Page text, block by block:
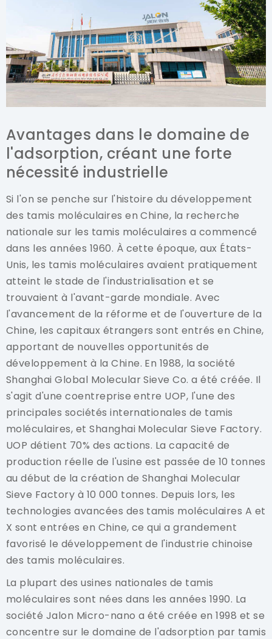
Avantages dans le domaine de
l'adsorption, créant une forte
nécessité industrielle
Si l'on se penche sur l'histoire du développement
des tamis moléculaires en Chine, la recherche
nationale sur les tamis moléculaires a commencé
dans les années 1960. À cette époque, aux États-
Unis, les tamis moléculaires avaient pratiquement
atteint le stade de l'industrialisation et se
trouvaient à l'avant-garde mondiale. Avec
l'avancement de la réforme et de l'ouverture de la
Chine, les capitaux étrangers sont entrés en Chine,
apportant de nouvelles opportunités de
développement à la Chine. En 1988, la société
Shanghai Global Molecular Sieve Co. a été créée. Il
s'agit d'une coentreprise entre UOP, l'une des
principales sociétés internationales de tamis
moléculaires, et Shanghai Molecular Sieve Factory.
UOP détient 70% des actions. La capacité de
production réelle de l'usine est passée de 10 tonnes
au début de la création de Shanghai Molecular
Sieve Factory à 10 000 tonnes. Depuis lors, les
technologies avancées des tamis moléculaires A et
X sont entrées en Chine, ce qui a grandement
favorisé le développement de l'industrie chinoise
des tamis moléculaires.
La plupart des usines nationales de tamis
moléculaires sont nées dans les années 1990. La
société Jalon Micro-nano a été créée en 1998 et se
concentre sur le domaine de l'adsorption par tamis